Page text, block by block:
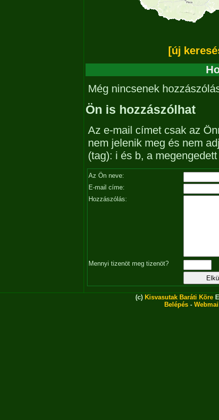
[új
Még nincsenek
Ön is hozzászólhat
Az e-mail címet csak az
nem jelenik meg és nem
(tag): i és b, a
Az Ön neve:
E-mail címe:
Hozzászólás:
Mennyi tizenöt meg tizenöt?
(c) Kisvasutak Baráti Köre
Belépés -